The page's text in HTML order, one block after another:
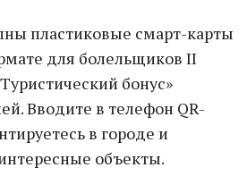
пластиковые смарт-карты
для болельщиков II
бонус»
Вводите в телефон QR-
в городе и
объекты.